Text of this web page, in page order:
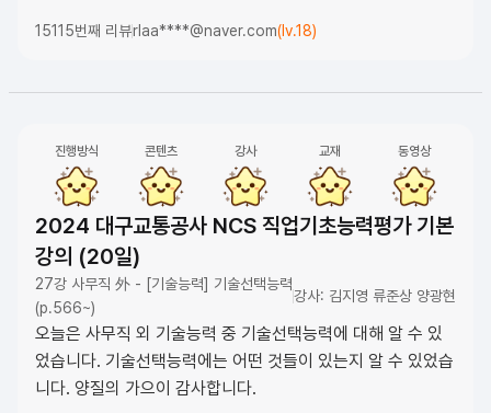
15115번째 리뷰rlaa****@naver.com(lv.18)
진행방식 콘텐츠 강사 교재 동영상
2024 대구교통공사 NCS 직업기초능력평가 기본
강의 (20일)
27강 사무직 外 - [기술능력] 기술선택능력
(p.566~)
강사: 김지영 류준상 양광현
오늘은 사무직 외 기술능력 중 기술선택능력에 대해 알 수 있
었습니다. 기술선택능력에는 어떤 것들이 있는지 알 수 있었습
니다. 양질의 가으이 감사합니다.